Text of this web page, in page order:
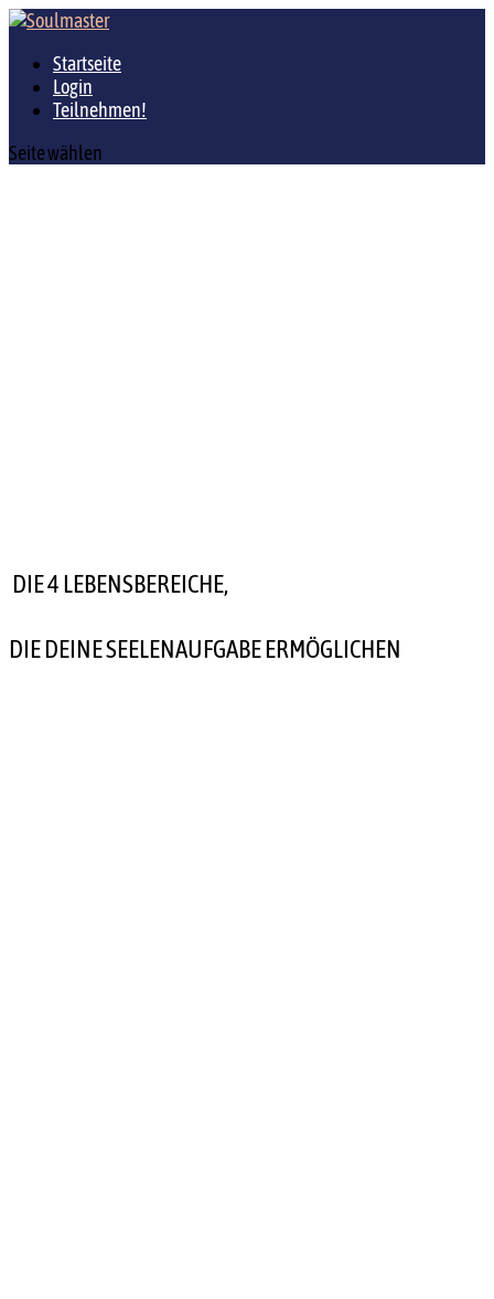
Startseite
Login
Teilnehmen!
Seite wählen
DIE 4 LEBENSBEREICHE,
DIE DEINE SEELENAUFGABE ERMÖGLICHEN